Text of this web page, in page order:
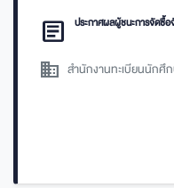
article ประกาศผลผู้ชนะการจัดซื้
domain สำนักงานทะเบียนนักศึ